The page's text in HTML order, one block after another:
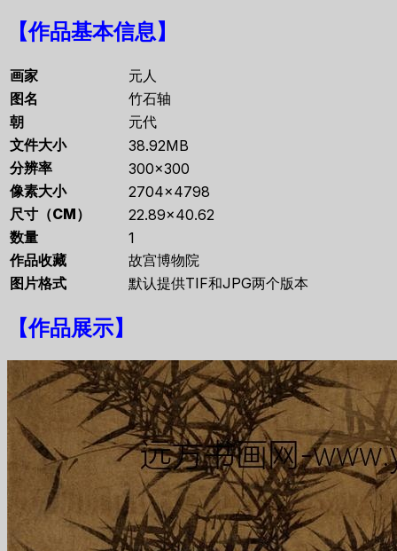
【作品基本信息】
画家
元人
图名
竹石轴
朝
元代
文件大小
38.92MB
分辨率
300×300
像素大小
2704×4798
尺寸（CM）
22.89×40.62
数量
1
作品收藏
故宫博物院
图片格式
默认提供TIF和JPG两个版本
【作品展示】